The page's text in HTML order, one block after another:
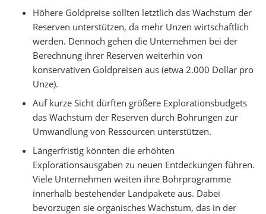
Höhere Goldpreise sollten letztlich das Wachstum der
Reserven unterstützen, da mehr Unzen wirtschaftlich
werden. Dennoch gehen die Unternehmen bei der
Berechnung ihrer Reserven weiterhin von
konservativen Goldpreisen aus (etwa 2.000 Dollar pro
Unze).
Auf kurze Sicht dürften größere Explorationsbudgets
das Wachstum der Reserven durch Bohrungen zur
Umwandlung von Ressourcen unterstützen.
Längerfristig könnten die erhöhten
Explorationsausgaben zu neuen Entdeckungen führen.
Viele Unternehmen weiten ihre Bohrprogramme
innerhalb bestehender Landpakete aus. Dabei
bevorzugen sie organisches Wachstum, das in der